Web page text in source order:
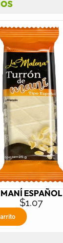
$1.07